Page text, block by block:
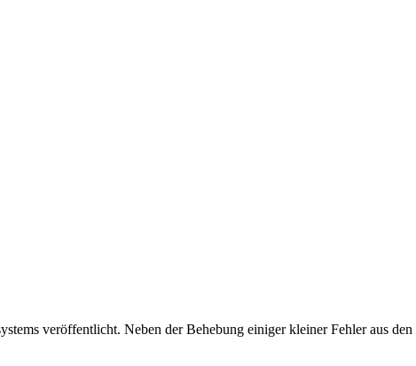
veröffentlicht. Neben der Behebung einiger kleiner Fehler aus